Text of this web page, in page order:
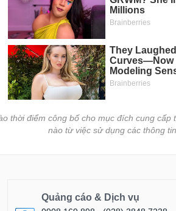
thời điểm công bố cho mục đích cung
nào từ việc sử dụng các thông
Quảng cáo & Dịch vụ